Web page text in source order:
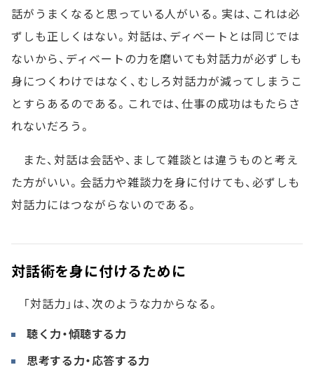
話がうまくなると思っている人がいる。実は、これは必
ずしも正しくはない。対話は、ディベートとは同じでは
ないから、ディベートの力を磨いても対話力が必ずしも
身につくわけではなく、むしろ対話力が減ってしまうこ
とすらあるのである。これでは、仕事の成功はもたらさ
れないだろう。
また、対話は会話や、まして雑談とは違うものと考え
た方がいい。会話力や雑談力を身に付けても、必ずしも
対話力にはつながらないのである。
対話術を身に付けるために
「対話力」は、次のような力からなる。
聴く力・傾聴する力
思考する力・応答する力